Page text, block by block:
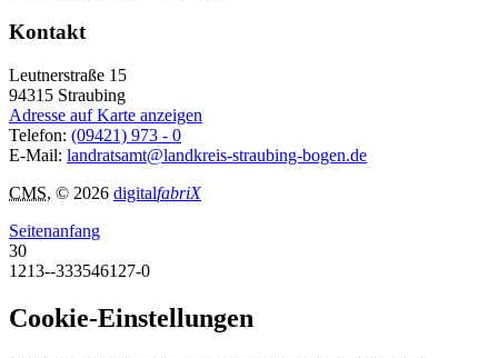
Kontakt
Leutnerstraße 15
94315 Straubing
Adresse auf Karte anzeigen
Telefon: (09421) 973 - 0
E-Mail: landratsamt@landkreis-straubing-bogen.de
CMS, © 2026 digitalfabriX
Seitenanfang
30
1213--333546127-0
Cookie-Einstellungen